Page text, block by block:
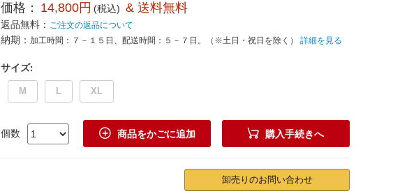
価格： 14,800円 (税込) & 送料無料
返品無料： ご注文の返品について
納期： 加工時間：７－１５日、配送時間：５－７日。（※土日・祝日を除く） 詳細を見る
サイズ:
M L XL
個数  商品をかごに追加  購入手続きへ
卸売りのお問い合わせ